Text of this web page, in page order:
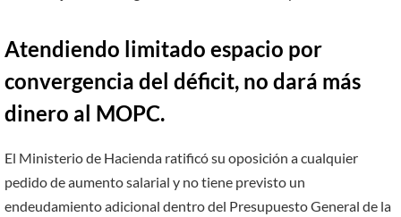
Atendiendo limitado espacio por
convergencia del déficit, no dará más
dinero al MOPC.
El Ministerio de Hacienda ratificó su oposición a cualquier
pedido de aumento salarial y no tiene previsto un
endeudamiento adicional dentro del Presupuesto General de la